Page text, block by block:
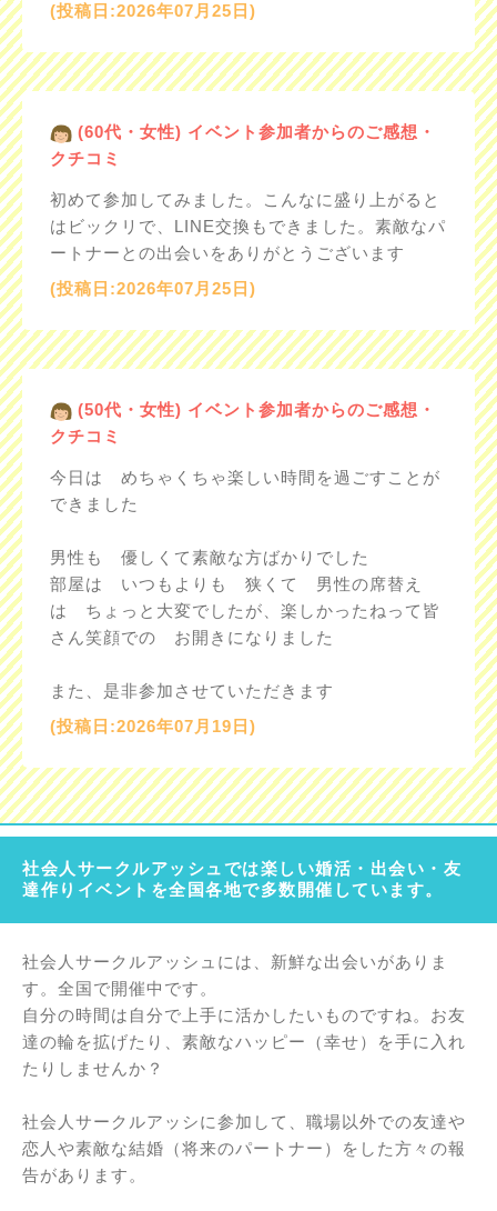
(投稿日:2026年07月25日)
(60代・女性) イベント参加者からのご感想・
クチコミ
初めて参加してみました。こんなに盛り上がると
はビックリで、LINE交換もできました。素敵なパ
ートナーとの出会いをありがとうございます
(投稿日:2026年07月25日)
(50代・女性) イベント参加者からのご感想・
クチコミ
今日は めちゃくちゃ楽しい時間を過ごすことが
できました
男性も 優しくて素敵な方ばかりでした
部屋は いつもよりも 狭くて 男性の席替え
は ちょっと大変でしたが、楽しかったねって皆
さん笑顔での お開きになりました
また、是非参加させていただきます
(投稿日:2026年07月19日)
社会人サークルアッシュでは楽しい婚活・出会い・友
達作りイベントを全国各地で多数開催しています。
社会人サークルアッシュには、新鮮な出会いがありま
す。全国で開催中です。
自分の時間は自分で上手に活かしたいものですね。お友
達の輪を拡げたり、素敵なハッピー（幸せ）を手に入れ
たりしませんか？
社会人サークルアッシに参加して、職場以外での友達や
恋人や素敵な結婚（将来のパートナー）をした方々の報
告があります。